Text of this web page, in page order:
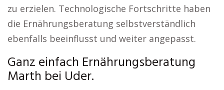
zu erzielen. Technologische Fortschritte haben
die Ernährungsberatung selbstverständlich
ebenfalls beeinflusst und weiter angepasst.
Ganz einfach Ernährungsberatung
Marth bei Uder.